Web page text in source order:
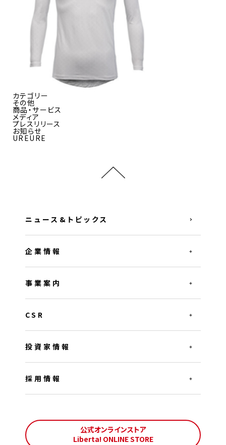
カテゴリー
その他
商品・サービス
メディア
プレスリリース
お知らせ
UREURE
ニュース&トピックス
企業情報
事業案内
CSR
投資家情報
採用情報
公式オンラインストア
Liberta! ONLINE STORE